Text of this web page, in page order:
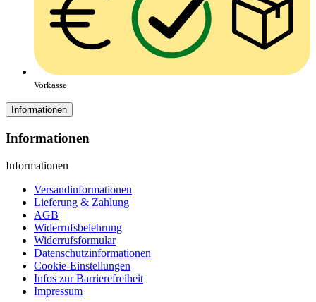
Vorkasse
Informationen
Informationen
Informationen
Versandinformationen
Lieferung & Zahlung
AGB
Widerrufsbelehrung
Widerrufsformular
Datenschutzinformationen
Cookie-Einstellungen
Infos zur Barrierefreiheit
Impressum